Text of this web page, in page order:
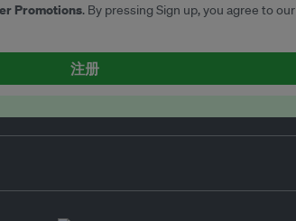
Promotions. By pressing Sign up, you agree to our
注册